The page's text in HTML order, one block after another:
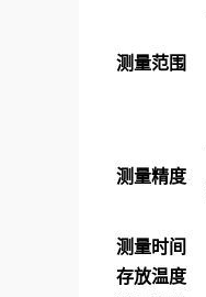
测量范围
测量精度
测量时间
存放温度